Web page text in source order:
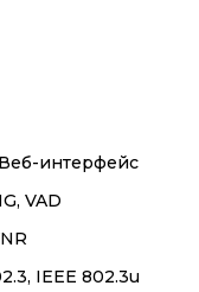
интерфейс
VAD
IEEE 802.3u